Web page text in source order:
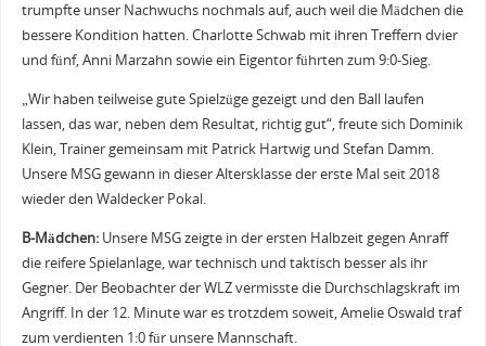
trumpfte unser Nachwuchs nochmals auf, auch weil die Mädchen die
bessere Kondition hatten. Charlotte Schwab mit ihren Treffern dvier
und fünf, Anni Marzahn sowie ein Eigentor führten zum 9:0-Sieg.
„Wir haben teilweise gute Spielzüge gezeigt und den Ball laufen
lassen, das war, neben dem Resultat, richtig gut“, freute sich Dominik
Klein, Trainer gemeinsam mit Patrick Hartwig und Stefan Damm.
Unsere MSG gewann in dieser Altersklasse der erste Mal seit 2018
wieder den Waldecker Pokal.
B-Mädchen: Unsere MSG zeigte in der ersten Halbzeit gegen Anraff
die reifere Spielanlage, war technisch und taktisch besser als ihr
Gegner. Der Beobachter der WLZ vermisste die Durchschlagskraft im
Angriff. In der 12. Minute war es trotzdem soweit, Amelie Oswald traf
zum verdienten 1:0 für unsere Mannschaft.